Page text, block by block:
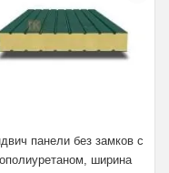
панели без замков с
ширина